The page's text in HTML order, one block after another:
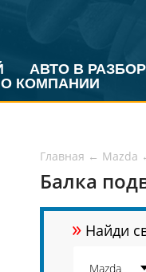
АВТО В РАЗБОР
О КОМПАНИИ
Главная ← Mazda
Балка
» Найди